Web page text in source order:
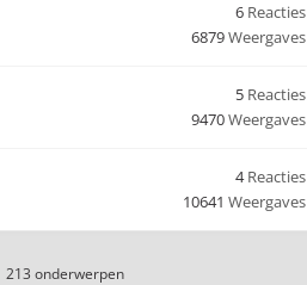
6 Reacties
6879Weergaves
5 Reacties
9470Weergaves
4Reacties
10641 Weergaves
213 onderwerpen